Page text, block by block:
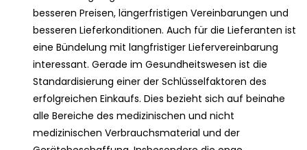
besseren Preisen, längerfristigen Vereinbarungen und
besseren Lieferkonditionen. Auch für die Lieferanten ist
eine Bündelung mit langfristiger Liefervereinbarung
interessant. Gerade im Gesundheitswesen ist die
Standardisierung einer der Schlüsselfaktoren des
erfolgreichen Einkaufs. Dies bezieht sich auf beinahe
alle Bereiche des medizinischen und nicht
medizinischen Verbrauchsmaterial und der